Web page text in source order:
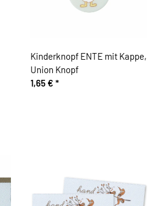
Kinderknopf ENTE mit Kappe,
Union Knopf
1,65 € *